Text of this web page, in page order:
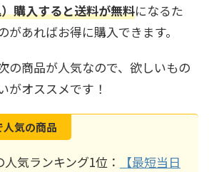
購入すると送料が無料になるた
があればお得に購入できます。
の商品が人気なので、欲しいもの
がオススメです！
人気の商品
気ランキング1位：
【最短当日